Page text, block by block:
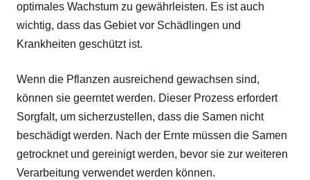
optimales Wachstum zu gewährleisten. Es ist auch
wichtig, dass das Gebiet vor Schädlingen und
Krankheiten geschützt ist.
Wenn die Pflanzen ausreichend gewachsen sind,
können sie geerntet werden. Dieser Prozess erfordert
Sorgfalt, um sicherzustellen, dass die Samen nicht
beschädigt werden. Nach der Ernte müssen die Samen
getrocknet und gereinigt werden, bevor sie zur weiteren
Verarbeitung verwendet werden können.